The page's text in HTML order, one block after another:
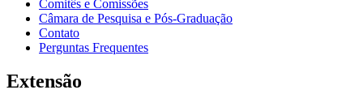
Comitês e Comissões
Câmara de Pesquisa e Pós-Graduação
Contato
Perguntas Frequentes
Extensão